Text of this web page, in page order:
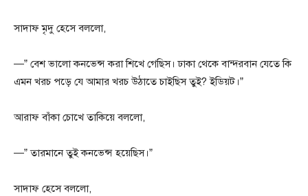
সাদাফ মৃদু হেসে বললো,
—” বেশ ভালো কনভেন্স করা শিখে গেছিস। ঢাকা থেকে বান্দরবান যেতে কি
এমন খরচ পড়ে যে আমার খরচ উঠাতে চাইছিস তুই? ইডিয়ট।”
আরাফ বাঁকা চোখে তাকিয়ে বললো,
—” তারমানে তুই কনভেন্স হয়েছিস।”
সাদাফ হেসে বললো,